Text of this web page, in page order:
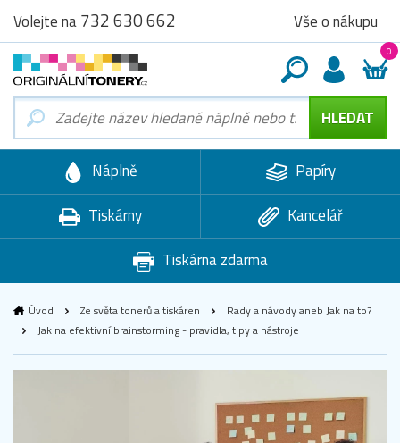
Volejte na732 630 662 Vše o nákupu
0
Náplně
Papíry
Tiskárny
Kancelář
Tiskárna zdarma
Úvod Ze světa tonerů a tiskáren
Rady a návody aneb Jak na to?
Jak na efektivní brainstorming - pravidla, tipy a nástroje